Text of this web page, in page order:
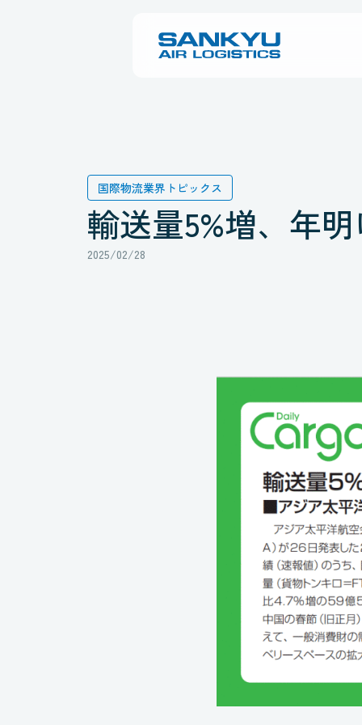
国際物流業界トピックス
輸送量5%増、年
2025/02/28